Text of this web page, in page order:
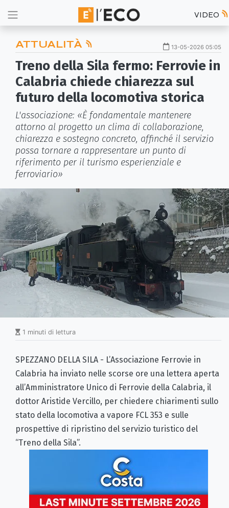
VIDEO
ATTUALITÀ 13-05-2026 05:05
Treno della Sila fermo: Ferrovie in
Calabria chiede chiarezza sul
futuro della locomotiva storica
L'associazione: «È fondamentale mantenere
attorno al progetto un clima di collaborazione,
chiarezza e sostegno concreto, affinché il servizio
possa tornare a rappresentare un punto di
riferimento per il turismo esperienziale e
ferroviario»
1 minuti di lettura
SPEZZANO DELLA SILA - L’Associazione Ferrovie in
Calabria ha inviato nelle scorse ore una lettera aperta
all’Amministratore Unico di Ferrovie della Calabria, il
dottor Aristide Vercillo, per chiedere chiarimenti sullo
stato della locomotiva a vapore FCL 353 e sulle
prospettive di ripristino del servizio turistico del
“Treno della Sila”.